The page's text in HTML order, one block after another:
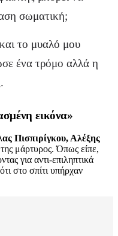
σωματική;
το μυαλό μου
ένα τρόμο αλλά η
εικόνα»
Πισπιρίγκου, Αλέξης
μάρτυρος. Όπως είπε,
για αντι-επιληπτικά
στο σπίτι υπήρχαν